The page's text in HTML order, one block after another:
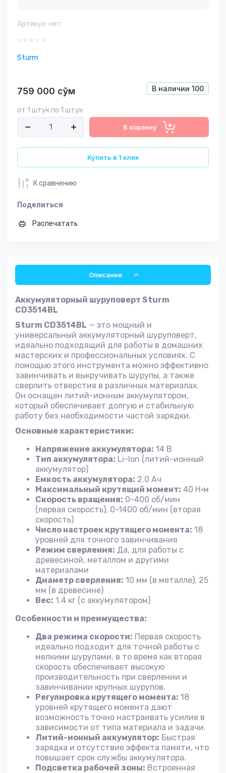
Артикул: нет
Sturm
В наличии 100
759 000 сўм
от 1 штук по 1 штук
В корзину
Купить в 1 клик
К сравнению
Поделиться
Распечатать
Описание
Аккумуляторный шуруповерт Sturm
CD3514BL
Sturm CD3514BL — это мощный и
универсальный аккумуляторный шуруповерт,
идеально подходящий для работы в домашних
мастерских и профессиональных условиях. С
помощью этого инструмента можно эффективно
завинчивать и выкручивать шурупы, а также
сверлить отверстия в различных материалах.
Он оснащен литий-ионным аккумулятором,
который обеспечивает долгую и стабильную
работу без необходимости частой зарядки.
Основные характеристики:
Напряжение аккумулятора: 14 В
Тип аккумулятора: Li-Ion (литий-ионный
аккумулятор)
Емкость аккумулятора: 2.0 Ач
Максимальный крутящий момент: 40 Н·м
Скорость вращения: 0-400 об/мин
(первая скорость), 0-1400 об/мин (вторая
скорость)
Число настроек крутящего момента: 18
уровней для точного завинчивания
Режим сверления: Да, для работы с
древесиной, металлом и другими
материалами
Диаметр сверления: 10 мм (в металле), 25
мм (в древесине)
Вес: 1.4 кг (с аккумулятором)
Особенности и преимущества:
Два режима скорости: Первая скорость
идеально подходит для точной работы с
мелкими шурупами, в то время как вторая
скорость обеспечивает высокую
производительность при сверлении и
завинчивании крупных шурупов.
Регулировка крутящего момента: 18
уровней крутящего момента дают
возможность точно настраивать усилие в
зависимости от типа материала и задачи.
Литий-ионный аккумулятор: Быстрая
зарядка и отсутствие эффекта памяти, что
повышает срок службы аккумулятора.
Подсветка рабочей зоны: Встроенная